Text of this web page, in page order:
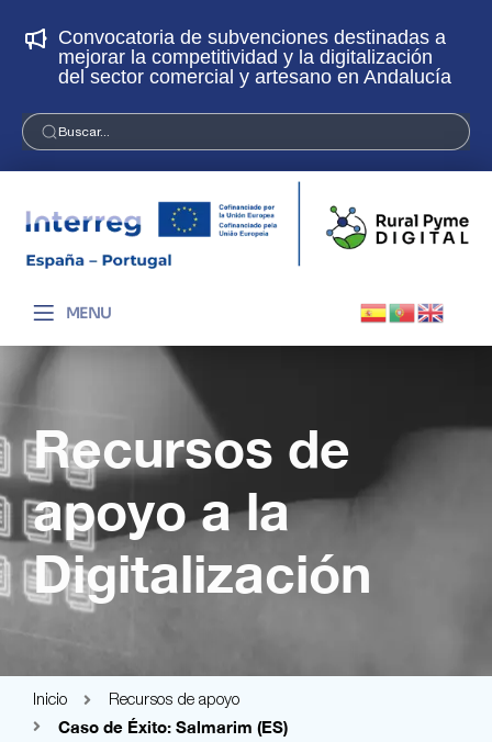
Convocatoria de subvenciones destinadas a
mejorar la competitividad y la digitalización
del sector comercial y artesano en Andalucía
Buscar...
MENU
Recursos de
apoyo a la
Digitalización
Inicio Recursos de apoyo
Caso de Éxito: Salmarim (ES)